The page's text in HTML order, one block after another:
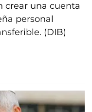
crear una cuenta
personal
(DIB)